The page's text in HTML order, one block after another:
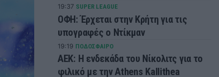
19:37 SUPER LEAGUE
ΟΦΗ: Έρχεται στην Κρήτη για τις
υπογραφές ο Ντίκμαν
19:19 ΠΟΔΟΣΦΑΙΡΟ
ΑΕΚ: Η ενδεκάδα του Νίκολιτς για το
φιλικό με την Athens Kallithea